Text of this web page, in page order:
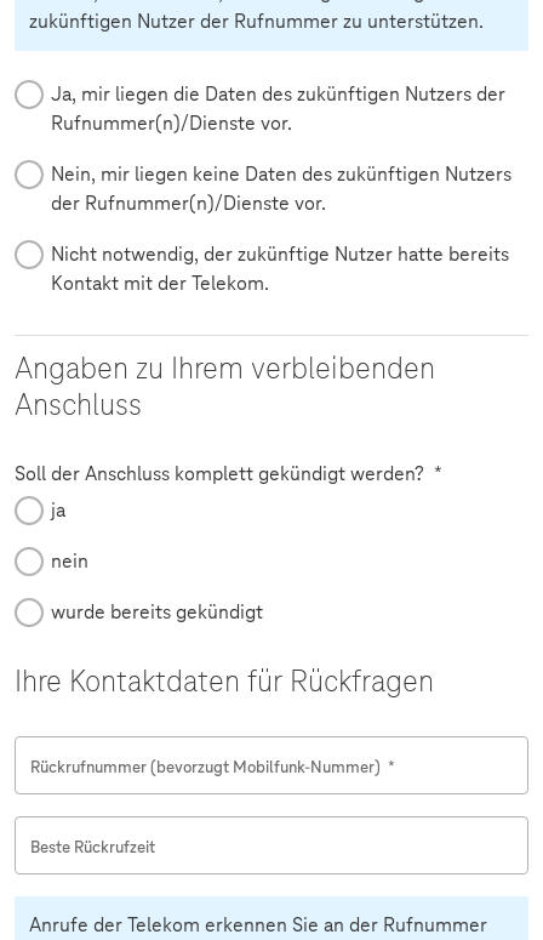
zukünftigen Nutzer der Rufnummer zu unterstützen.
Ja, mir liegen die Daten des zukünftigen Nutzers der
Rufnummer(n)/Dienste vor.
Nein, mir liegen keine Daten des zukünftigen Nutzers
der Rufnummer(n)/Dienste vor.
Nicht notwendig, der zukünftige Nutzer hatte bereits
Kontakt mit der Telekom.
Angaben zu Ihrem verbleibenden
Anschluss
Soll der Anschluss komplett gekündigt werden? Pflichtfeld
*
ja
nein
wurde bereits gekündigt
Ihre Kontaktdaten für Rückfragen
Rückrufnummer (bevorzugt Mobilfunk-Nummer) *
Beste Rückrufzeit
Anrufe der Telekom erkennen Sie an der Rufnummer